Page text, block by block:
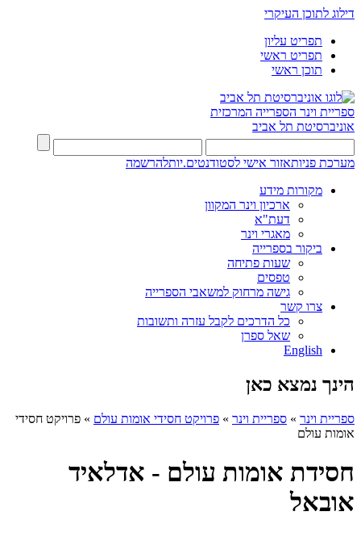
דילוג לתוכן העיקרי
תפריט עליון
תפריט ראשי
תוכן ראשי
ספריית וינר הספרייה המרכזית
אוניברסיטת תל אביב
מערכת פניותאזור אישי לסטודנטים.יותלהרשמה
מקורות מידע
ארכיון וינר המקוון
דעת"א
מאגרי וינר
ביקור בספרייה
שעות פתיחה
טפסים
גישה מרחוק למשאבי הספרייה
צרו קשר
כל הדרכים לקבל עזרה ותשובות
שאל ספרן
English
הינך נמצא כאן
ספריית וינר » ספריית וינר » פרויקט חסידי אומות עולם » פרויקט חסידי
אומות עולם
חסידת אומות עולם - אדלאיד
אובאל